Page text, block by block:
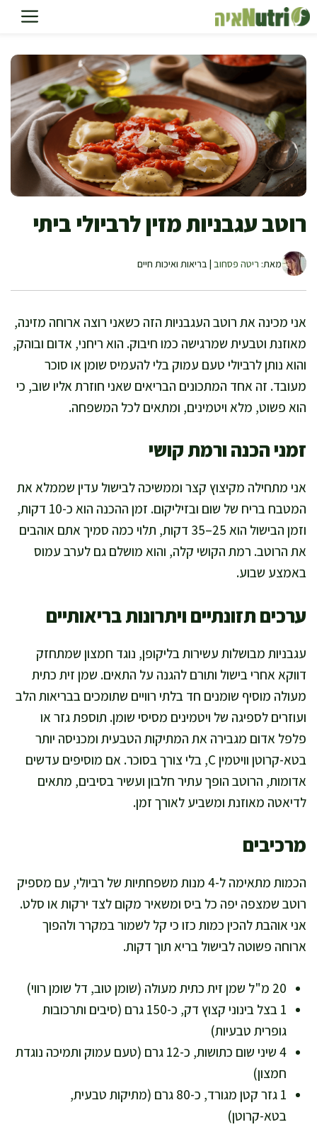
לדלג
לתוכן
רוטב עגבניות מזין לרביולי ביתי
מאת: ריטה פסחוב | בריאות ואיכות חיים
אני מכינה את רוטב העגבניות הזה כשאני רוצה ארוחה מזינה,
מאוזנת וטבעית שמרגישה כמו חיבוק. הוא ריחני, אדום ובוהק,
והוא נותן לרביולי טעם עמוק בלי להעמיס שומן או סוכר
מעובד. זה אחד המתכונים הבריאים שאני חוזרת אליו שוב, כי
הוא פשוט, מלא ויטמינים, ומתאים לכל המשפחה.
זמני הכנה ורמת קושי
אני מתחילה מקיצוץ קצר וממשיכה לבישול עדין שממלא את
המטבח בריח של שום ובזיליקום. זמן ההכנה הוא כ-10 דקות,
וזמן הבישול הוא 25–35 דקות, תלוי כמה סמיך אתם אוהבים
את הרוטב. רמת הקושי קלה, והוא מושלם גם לערב עמוס
באמצע שבוע.
ערכים תזונתיים ויתרונות בריאותיים
עגבניות מבושלות עשירות בליקופן, נוגד חמצון שמתחזק
דווקא אחרי בישול ותורם להגנה על התאים. שמן זית כתית
מעולה מוסיף שומנים חד בלתי רוויים שתומכים בבריאות הלב
ועוזרים לספיגה של ויטמינים מסיסי שומן. תוספת גזר או
פלפל אדום מגבירה את המתיקות הטבעית ומכניסה יותר
בטא-קרוטן וויטמין C, בלי צורך בסוכר. אם מוסיפים עדשים
אדומות, הרוטב הופך עתיר חלבון ועשיר בסיבים, מתאים
לדיאטה מאוזנת ומשביע לאורך זמן.
מרכיבים
הכמות מתאימה ל-4 מנות משפחתיות של רביולי, עם מספיק
רוטב שמצפה יפה כל ביס ומשאיר מקום לצד ירקות או סלט.
אני אוהבת להכין כמות כזו כי קל לשמור במקרר ולהפוך
ארוחה פשוטה לבישול בריא תוך דקות.
20 מ"ל שמן זית כתית מעולה (שומן טוב, דל שומן רווי)
1 בצל בינוני קצוץ דק, כ-150 גרם (סיבים ותרכובות
גופרית טבעיות)
4 שיני שום כתושות, כ-12 גרם (טעם עמוק ותמיכה נוגדת
חמצון)
1 גזר קטן מגורד, כ-80 גרם (מתיקות טבעית,
בטא-קרוטן)